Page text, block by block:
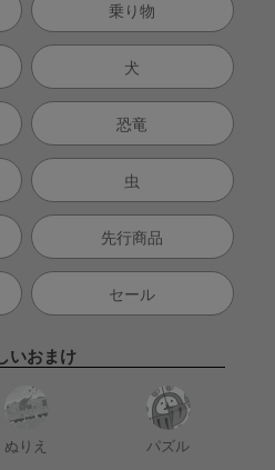
乗り物
犬
恐竜
虫
先行商品
セール
いおまけ
ぬりえ パズル